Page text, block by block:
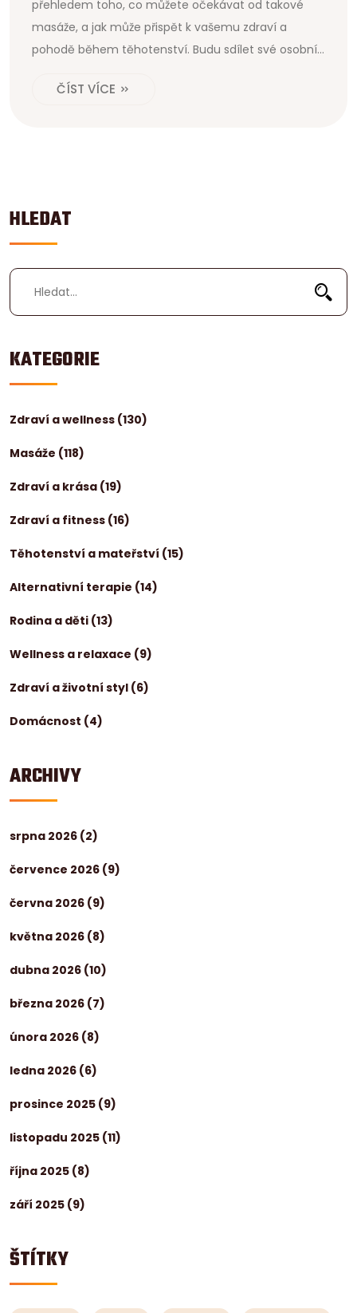
HLEDAT
KATEGORIE
Zdraví a wellness (130)
Masáže (118)
Zdraví a krása (19)
Zdraví a fitness (16)
Těhotenství a mateřství (15)
Alternativní terapie (14)
Rodina a děti (13)
Wellness a relaxace (9)
Zdraví a životní styl (6)
Domácnost (4)
ARCHIVY
srpna 2026 (2)
července 2026 (9)
června 2026 (9)
května 2026 (8)
dubna 2026 (10)
března 2026 (7)
února 2026 (8)
ledna 2026 (6)
prosince 2025 (9)
listopadu 2025 (11)
října 2025 (8)
září 2025 (9)
ŠTÍTKY
přehledem toho, co můžete očekávat od takové
masáže, a jak může přispět k vašemu zdraví a
pohodě během těhotenství. Budu sdílet své osobní
těhotenstvím. Těším se na naše sdílení!
ČÍST VÍCE